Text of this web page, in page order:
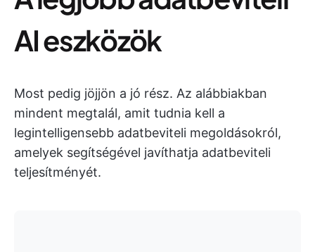
AI eszközök
Most pedig jöjjön a jó rész. Az alábbiakban
mindent megtalál, amit tudnia kell a
legintelligensebb adatbeviteli megoldásokról,
amelyek segítségével javíthatja adatbeviteli
teljesítményét.